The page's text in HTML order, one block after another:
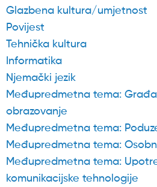
Glazbena kultura/umjetnost
Povijest
Tehnička kultura
Informatika
Njemački jezik
Međupredmetna tema:
obrazovanje
Međupredmetna tema:
Međupredmetna tema:
Međupredmetna tema:
komunikacijske tehnologije